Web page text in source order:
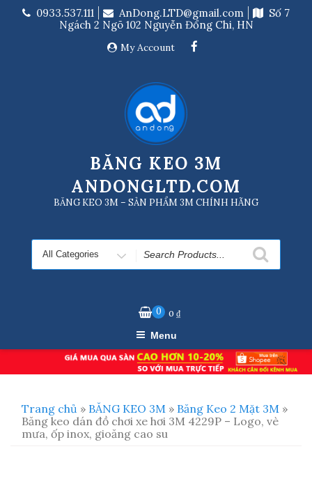
0933.537.111 AnDong.LTD@gmail.com
Số 7
Ngách 2 Ngõ 102 Nguyễn Đổng Chi, HN
My Account
BĂNG KEO 3M
ANDONGLTD.COM
BĂNG KEO 3M – SẢN PHẨM 3M CHÍNH HÃNG
Search
for
0 0₫
Menu
Trang chủ » BĂNG KEO 3M » Băng Keo 2 Mặt 3M »
Băng keo dán đồ chơi xe hơi 3M 4229P – Logo, vè
mưa, ốp inox, gioăng cao su